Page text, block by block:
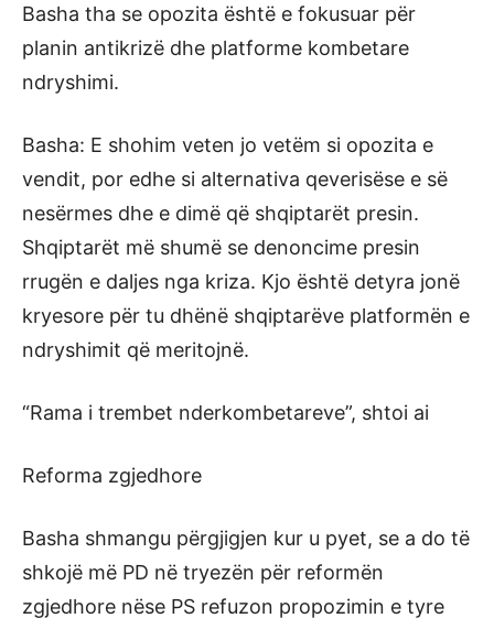
Basha tha se opozita është e fokusuar për
planin antikrizë dhe platforme kombetare
ndryshimi.
Basha: E shohim veten jo vetëm si opozita e
vendit, por edhe si alternativa qeverisëse e së
nesërmes dhe e dimë që shqiptarët presin.
Shqiptarët më shumë se denoncime presin
rrugën e daljes nga kriza. Kjo është detyra jonë
kryesore për tu dhënë shqiptarëve platformën e
ndryshimit që meritojnë.
“Rama i trembet nderkombetareve”, shtoi ai
Reforma zgjedhore
Basha shmangu përgjigjen kur u pyet, se a do të
shkojë më PD në tryezën për reformën
zgjedhore nëse PS refuzon propozimin e tyre